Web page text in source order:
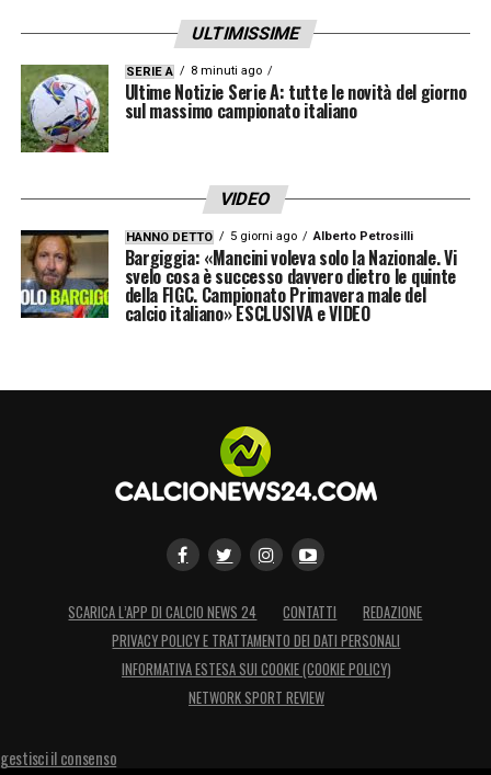
ULTIMISSIME
SERIE A 8 minuti ago
Ultime Notizie Serie A: tutte le novità del giorno
sul massimo campionato italiano
VIDEO
HANNO DETTO 5 giorni ago Alberto Petrosilli
Bargiggia: «Mancini voleva solo la Nazionale. Vi
svelo cosa è successo davvero dietro le quinte
della FIGC. Campionato Primavera male del
calcio italiano» ESCLUSIVA e VIDEO
SCARICA L’APP DI CALCIO NEWS 24 CONTATTI
REDAZIONE
PRIVACY POLICY E TRATTAMENTO DEI DATI PERSONALI
INFORMATIVA ESTESA SUI COOKIE (COOKIE POLICY)
NETWORK SPORT REVIEW
gestisci il consenso